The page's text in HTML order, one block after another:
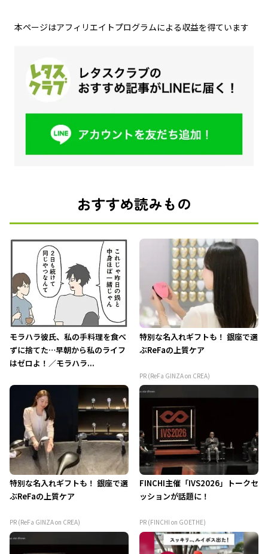
本ページはアフィリエイトプログラムによる収益を得ています
おすすめ読みもの
モラハラ彼氏、私の手料理を食べ
ずに捨てた…早朝から私のライフ
はゼロよ！／モラハラ...
特別な名入れギフトも！ 銀座で選
ぶReFaの上質ケア
PR (ReFa GINZA on CREA)
特別な名入れギフトも！ 銀座で選
ぶReFaの上質ケア
PR (ReFa GINZA on CREA)
FINCHI主催「IVS2026」トークセ
ッションが話題に！
PR (FINCHI on GOETHE)